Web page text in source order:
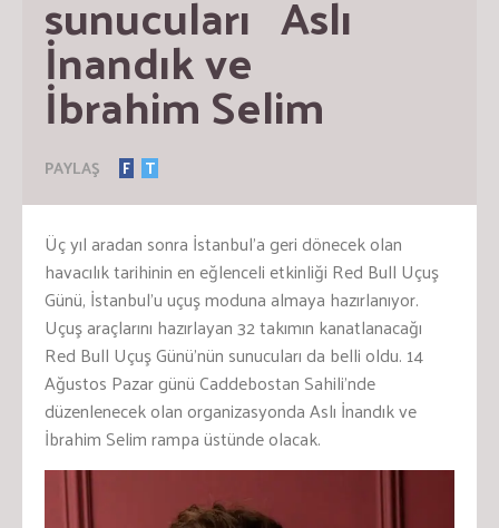
İnandık ve
İbrahim Selim
PAYLAŞ F T
Üç yıl aradan sonra İstanbul’a geri dönecek olan
havacılık tarihinin en eğlenceli etkinliği Red Bull Uçuş
Günü, İstanbul’u uçuş moduna almaya hazırlanıyor.
Uçuş araçlarını hazırlayan 32 takımın kanatlanacağı
Red Bull Uçuş Günü’nün sunucuları da belli oldu. 14
Ağustos Pazar günü Caddebostan Sahili’nde
düzenlenecek olan organizasyonda Aslı İnandık ve
İbrahim Selim rampa üstünde olacak.